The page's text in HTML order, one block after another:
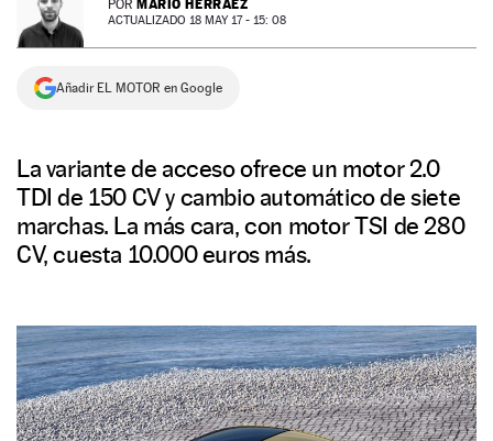
NEWSLETTER
SÍGUENOS
POR MARIO HERRÁEZ
ACTUALIZADO 18 MAY 17 - 15: 08
Añadir EL MOTOR en Google
La variante de acceso ofrece un motor 2.0
TDI de 150 CV y cambio automático de siete
marchas. La más cara, con motor TSI de 280
CV, cuesta 10.000 euros más.